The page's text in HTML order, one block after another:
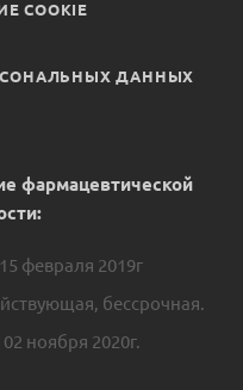
COOKIE
ДАННЫХ
фармацевтической
февраля 2019г
бессрочная.
ноября 2020г.